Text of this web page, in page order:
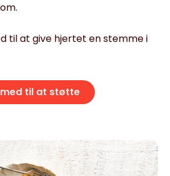
til at give hjertet en stemme i
med til at støtte